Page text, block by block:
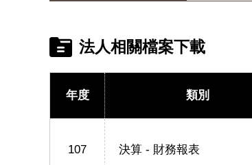
法人相關檔案下載
年度 類別
107 決算 - 財務報表